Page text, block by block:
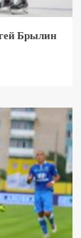
Брылин